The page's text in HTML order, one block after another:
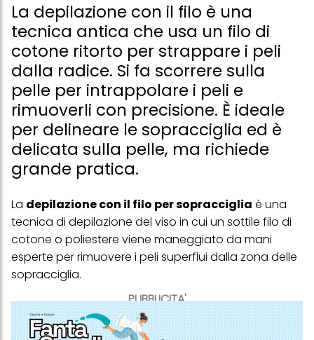
La depilazione con il filo è una
tecnica antica che usa un filo di
cotone ritorto per strappare i peli
dalla radice. Si fa scorrere sulla
pelle per intrappolare i peli e
rimuoverli con precisione. È ideale
per delineare le sopracciglia ed è
delicata sulla pelle, ma richiede
grande pratica.
PUBBLICITA'
La depilazione con il filo per sopracciglia è una
tecnica di depilazione del viso in cui un sottile filo di
cotone o poliestere viene maneggiato da mani
esperte per rimuovere i peli superflui dalla zona delle
sopracciglia.